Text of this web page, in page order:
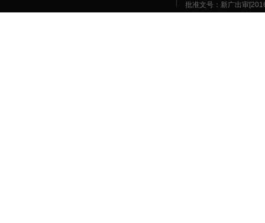
批准文号：新广出审